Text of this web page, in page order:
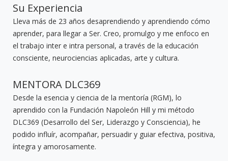
Su Experiencia
Lleva más de 23 años desaprendiendo y aprendiendo cómo
aprender, para llegar a Ser. Creo, promulgo y me enfoco en
el trabajo inter e intra personal, a través de la educación
consciente, neurociencias aplicadas, arte y cultura.
MENTORA DLC369
Desde la esencia y ciencia de la mentoría (RGM), lo
aprendido con la Fundación Napoleón Hill y mi método
DLC369 (Desarrollo del Ser, Liderazgo y Consciencia), he
podido influír, acompañar, persuadir y guiar efectiva, positiva,
íntegra y amorosamente.